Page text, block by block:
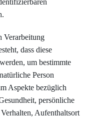
Verarbeitung
dass diese
um bestimmte
Person
Aspekte bezüglich
persönliche
Aufenthaltsort